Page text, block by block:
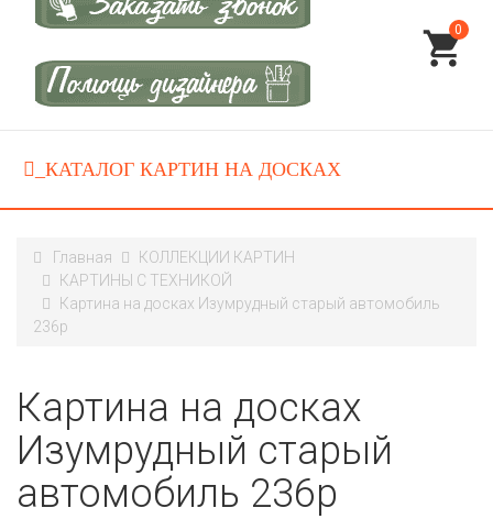
0
Главная
КОЛЛЕКЦИИ КАРТИН
КАРТИНЫ C ТЕХНИКОЙ
Картина на досках Изумрудный старый автомобиль
236p
Картина на досках
Изумрудный старый
автомобиль 236p